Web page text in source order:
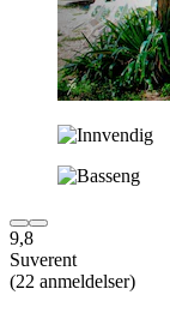
9,8
Suverent
(22 anmeldelser)